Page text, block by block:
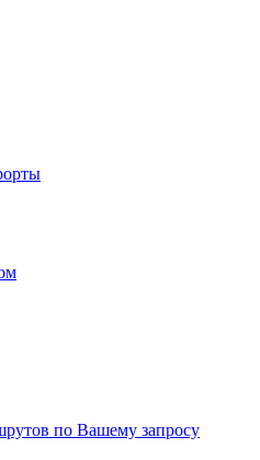
по Вашему запросу